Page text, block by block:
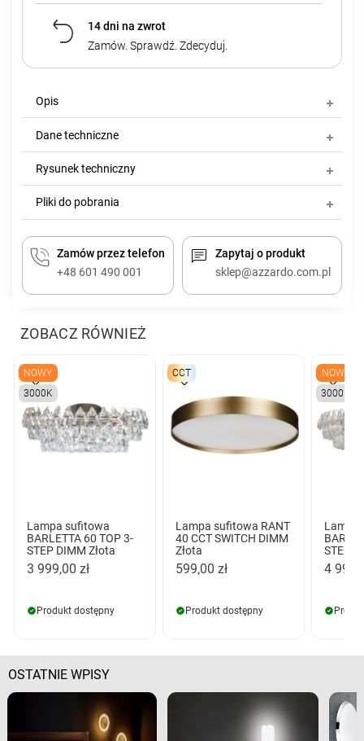
14 dni na zwrot
Zamów. Sprawdź. Zdecyduj.
Opis
Dane techniczne
Rysunek techniczny
Pliki do pobrania
Zamów przez telefon
+48 601 490 001
Zapytaj o produkt
sklep@azzardo.com.pl
ZOBACZ RÓWNIEŻ
NOWY
3000K
Lampa sufitowa
BARLETTA 60 TOP 3-
STEP DIMM Złota
3 999,00 zł
Produkt dostępny
CCT
Lampa sufitowa RANT
40 CCT SWITCH DIMM
Złota
599,00 zł
Produkt dostępny
NOWY
3000K
Lampa
STEP
4
OSTATNIE WPISY